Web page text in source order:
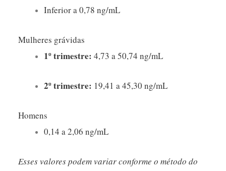
Inferior a 0,78 ng/mL
Mulheres grávidas
1º trimestre: 4,73 a 50,74 ng/mL
2º trimestre: 19,41 a 45,30 ng/mL
Homens
0,14 a 2,06 ng/mL
Esses valores podem variar conforme o método do